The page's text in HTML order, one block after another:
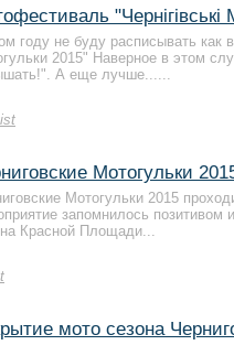
году не буду расписывать как
2015" Наверное в этом
А еще лучше......
Мотогульки
Мотогульки 2015
запомнилось позитивом
Красной Площади...
мото сезона